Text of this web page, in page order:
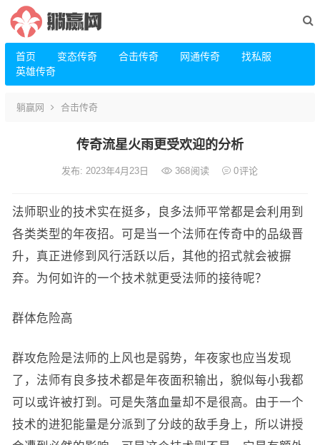
首页 变态传奇 合击传奇 网通传奇
找私服
英雄传奇
躺赢网 合击传奇
传奇流星火雨更受欢迎的分析
发布: 2023年4月23日 368阅读 0评论
法师职业的技术实在挺多，良多法师平常都是会利用到
各类类型的年夜招。可是当一个法师在传奇中的品级晋
升，真正进修到风行活跃以后，其他的招式就会被摒
弃。为何如许的一个技术就更受法师的接待呢？
群体危险高
群攻危险是法师的上风也是弱势，年夜家也应当发现
了，法师有良多技术都是年夜面积输出，貌似每小我都
可以或许被打到。可是失落血量却不是很高。由于一个
技术的进犯能量是分派到了分歧的敌手身上，所以讲授